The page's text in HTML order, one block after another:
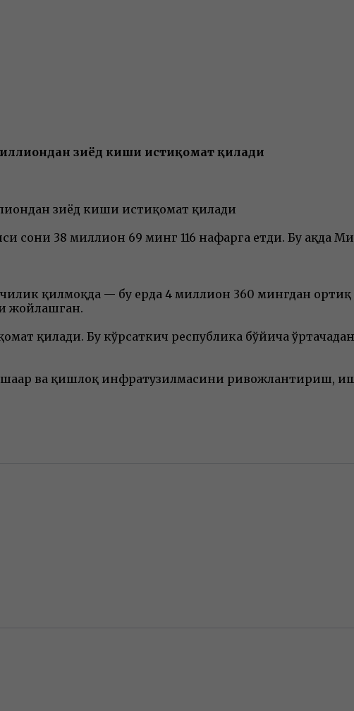
зиёд киши истиқомат қилади
зиёд киши истиқомат қилади
сони 38 миллион 69 минг 116 нафарга етди. Бу ҳақда
қилмоқда — бу ерда 4 миллион 360 мингдан
жойлашган.
қилади. Бу кўрсаткич республика бўйича
ва қишлоқ инфратузилмасини ривожлантириш, иш